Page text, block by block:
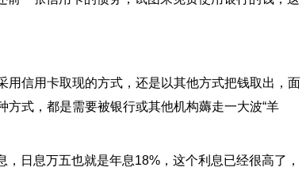
用信用卡取现的方式，还是以其他方式把钱取出，面
方式，都是需要被银行或其他机构薅走一大波“羊
日息万五也就是年息18%，这个利息已经很高了，